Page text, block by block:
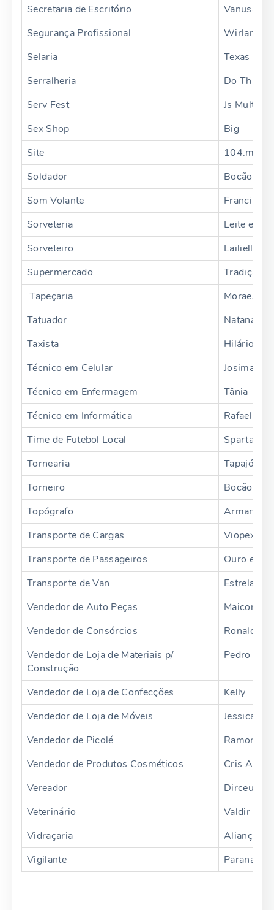
Secretaria de Escritório
Vanusa
Segurança Profissional
Wirland
Selaria
Texas
Serralheria
Do Thiago
Serv Fest
Js
Sex Shop
Big
Site
Soldador
Bocão
Som Volante
Francimar
Sorveteria
Leite e Mel
Sorveteiro
Lailielli
Supermercado
Tradição jr.
Tapeçaria
Moraes
Tatuador
Natanael
Taxista
Hilário
Técnico em Celular
Josimar
Técnico em Enfermagem
Tânia
Técnico em Informática
Rafael
Time de Futebol Local
Sparta
Tornearia
Tapajós
Torneiro
Bocão
Topógrafo
Armando
Transporte de Cargas
Viopex
Transporte de Passageiros
Ouro e
Transporte de Van
Estrela da
Vendedor de Auto Peças
Maicon
Vendedor de Consórcios
Ronaldo
Vendedor de Loja de Materiais p/
Construção
Pedro
Vendedor de Loja de Confecções
Kelly
Vendedor de Loja de Móveis
Jessica
Vendedor de Picolé
Ramom
Vendedor de Produtos Cosméticos
Cris Alves
Vereador
Dirceu
Veterinário
Valdir Link
Vidraçaria
Aliança
Vigilante
Paraná